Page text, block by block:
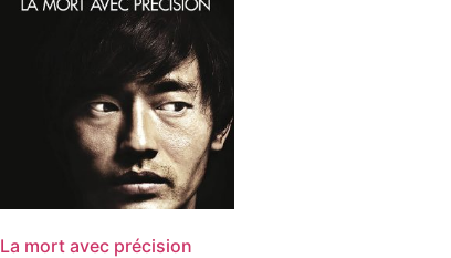
La mort avec précision